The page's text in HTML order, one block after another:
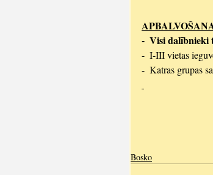
-  Visi dalībnieki
-  I-III vietas
-  Katras grupas
Bosko